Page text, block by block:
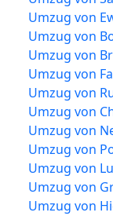
Umzug von
Umzug von
Umzug von
Umzug von
Umzug von
Umzug von
Umzug von
Umzug von
Umzug von
Umzug von
Umzug von